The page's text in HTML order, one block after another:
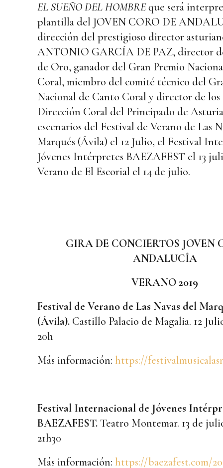
EL SUEÑO DEL HOMBREque será
plantilla del JOVEN CORO DE
dirección del prestigioso director
ANTONIO GARCÍA DE PAZ, director
de Oro, ganador del Gran Premio
Coral, miembro del comité técnico del
Nacional de Canto Coral y director de los
Dirección Coral del Principado de
escenarios del Festival de Verano de Las
Marqués (Ávila) el 12 Julio, el Festival
Jóvenes Intérpretes BAEZAFEST el 13
Verano de El Escorial el 14 de julio.
GIRA DE CONCIERTOS JOVEN
ANDALUCÍA
VERANO 2019
Festival de Verano de Las Navas del
(Ávila). Castillo Palacio de Magalia. 12
20h
Más información: https://
Festival Internacional de Jóvenes
BAEZAFEST.Teatro Montemar. 13 de
21h30
Más información: https://baezafest.com/